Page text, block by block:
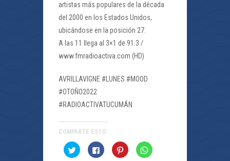
artistas más populares de la década
del 2000 en los Estados Unidos,
ubicándose en la posición 27.
A las 11 llega al 3×1 de 91.3 /
www.fmradioactiva.com (HD)
AVRILLAVIGNE #LUNES #MOOD
#OTOÑO2022
#RADIOACTIVATUCUMÁN
COMPARTE ESTO:
Haz
clic
Haz
clic
Haz
clic
Haz
clic